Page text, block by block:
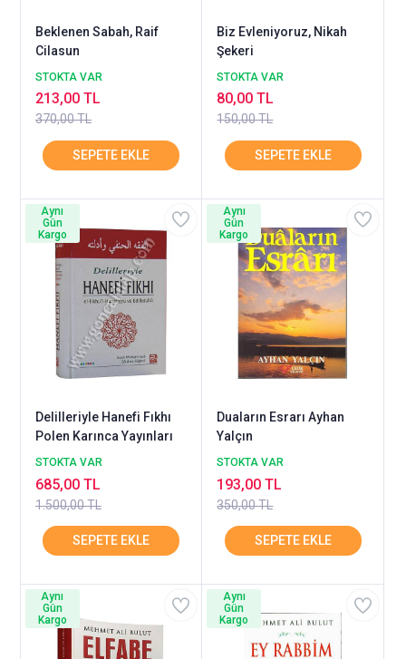
Beklenen Sabah, Raif
Cilasun
STOKTA VAR
370,00 TL
213,00 TL
Biz Evleniyoruz, Nikah
Şekeri
STOKTA VAR
150,00 TL
80,00 TL
Delilleriyle Hanefi Fıkhı
Polen Karınca Yayınları
STOKTA VAR
1.500,00 TL
685,00 TL
Aynı
Gün
Kargo
Duaların Esrarı Ayhan
Yalçın
STOKTA VAR
350,00 TL
193,00 TL
Aynı
Gün
Kargo
Aynı
Gün
Kargo
Aynı
Gün
Kargo